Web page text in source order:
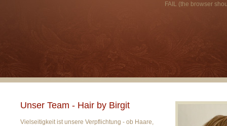
FAIL (the browser
Unser Team - Hair by Birgit
Vielseitigkeit ist unsere Verpflichtung - ob Haare,